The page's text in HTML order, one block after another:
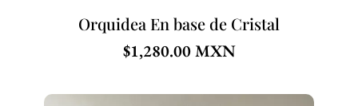
Orquidea En base de Cristal
$1,280.00